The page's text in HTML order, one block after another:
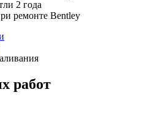
2 года
ремонте Bentley
работ